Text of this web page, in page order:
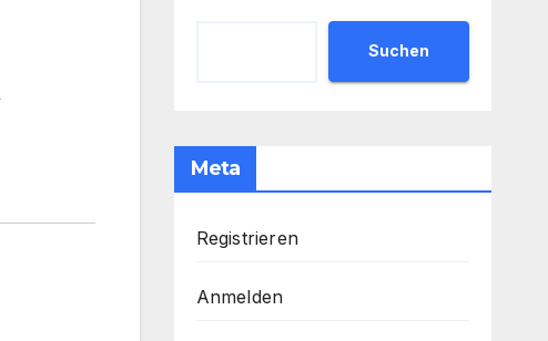
Suchen
Meta
Registrieren
Anmelden